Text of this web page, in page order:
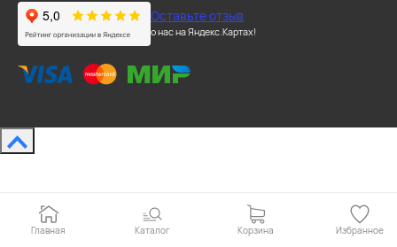
Оставьте отзыв
о нас на Яндекс.Картах!
Главная Каталог Корзина Избранное